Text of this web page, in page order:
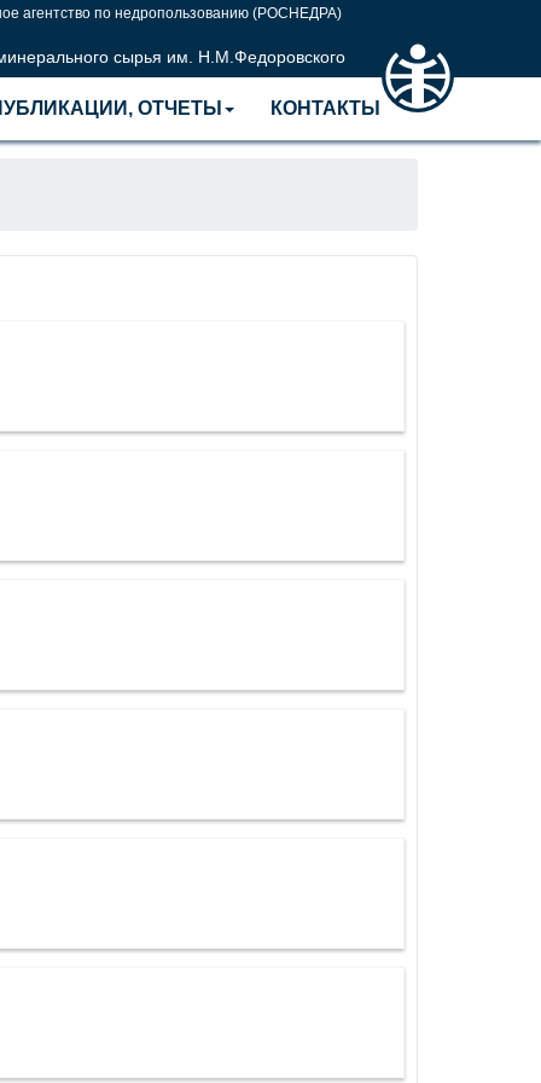
агентство по недропользованию (РОСНЕДРА)
сырья им. Н.М.Федоровского
ОТЧЕТЫ КОНТАКТЫ